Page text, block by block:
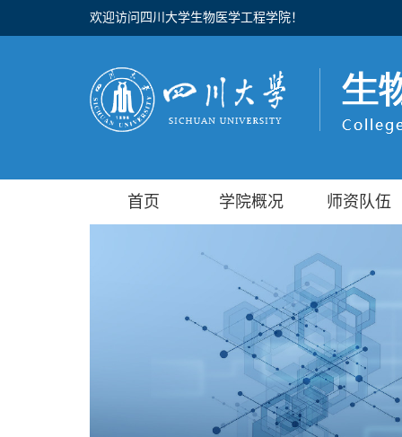
欢迎访问四川大学生物医学工程学院！
首页 学院概况 师资队伍